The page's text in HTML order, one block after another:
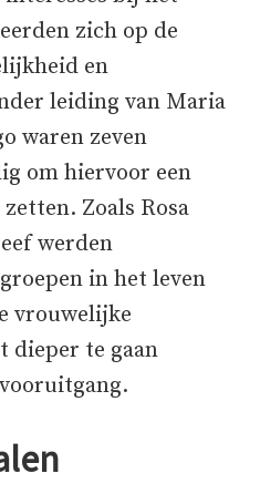
zich op de
en
leiding van Maria
waren zeven
om hiervoor een
Zoals Rosa
werden
in het leven
vrouwelijke
dieper te gaan